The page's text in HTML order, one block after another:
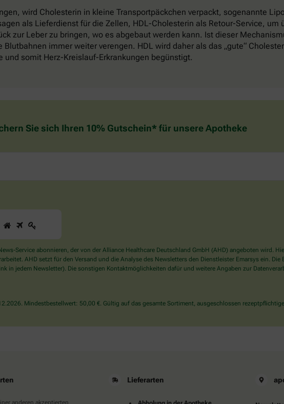
wird Cholesterin in kleine Transportpäckchen verpackt, sogenannte
als Lieferdienst für die Zellen, HDL-Cholesterin als Retour-Service, um
zur Leber zu bringen, wo es abgebaut werden kann. Ist dieser
immer weiter verengen. HDL wird daher als das „gute“
und somit Herz-Kreislauf-Erkrankungen begünstigt.
Sie sich Ihren 10% Gutschein* für unsere Apotheke
Sind
Sie
Mensch?
Dann
wählen
Haus.
1 2
Service abonnieren, der von der Alliance Healthcare Deutschland GmbH (AHD) angeboten wird.
AHD setzt für den Versand und die Analyse des Newsletters den Dienstleister Emarsys ein.
in jedem Newsletter). Die sonstigen Kontaktmöglichkeiten dafür und weitere Angaben zur
Mindestbestellwert: 50,00 €. Gültig auf das gesamte Sortiment, ausgeschlossen
anderen akzeptierten
Lieferarten